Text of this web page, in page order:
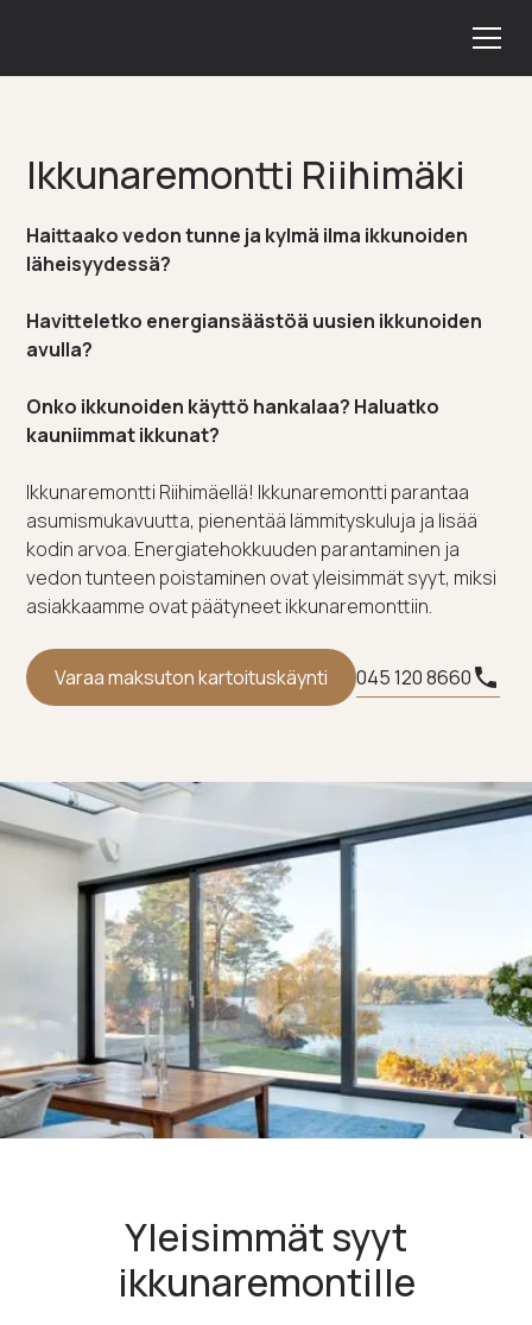
Ikkunaremontti Riihimäki
Haittaako vedon tunne ja kylmä ilma ikkunoiden
läheisyydessä?
Havitteletko energiansäästöä uusien ikkunoiden
avulla?
Onko ikkunoiden käyttö hankalaa? Haluatko
kauniimmat ikkunat?
Ikkunaremontti Riihimäellä! Ikkunaremontti parantaa
asumismukavuutta, pienentää lämmityskuluja ja lisää
kodin arvoa. Energiatehokkuuden parantaminen ja
vedon tunteen poistaminen ovat yleisimmät syyt, miksi
asiakkaamme ovat päätyneet ikkunaremonttiin.
Varaa maksuton kartoituskäynti 045 120 8660
Yleisimmät syyt
ikkunaremontille